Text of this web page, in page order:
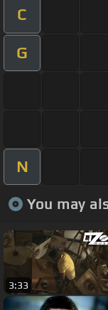
C
G
N
You may
3:33